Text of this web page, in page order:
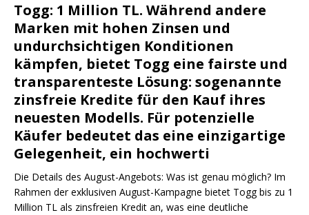
Togg: 1 Million TL. Während andere
Marken mit hohen Zinsen und
undurchsichtigen Konditionen
kämpfen, bietet Togg eine fairste und
transparenteste Lösung: sogenannte
zinsfreie Kredite für den Kauf ihres
neuesten Modells. Für potenzielle
Käufer bedeutet das eine einzigartige
Gelegenheit, ein hochwerti
Die Details des August-Angebots: Was ist genau möglich? Im
Rahmen der exklusiven August-Kampagne bietet Togg bis zu 1
Million TL als zinsfreien Kredit an, was eine deutliche